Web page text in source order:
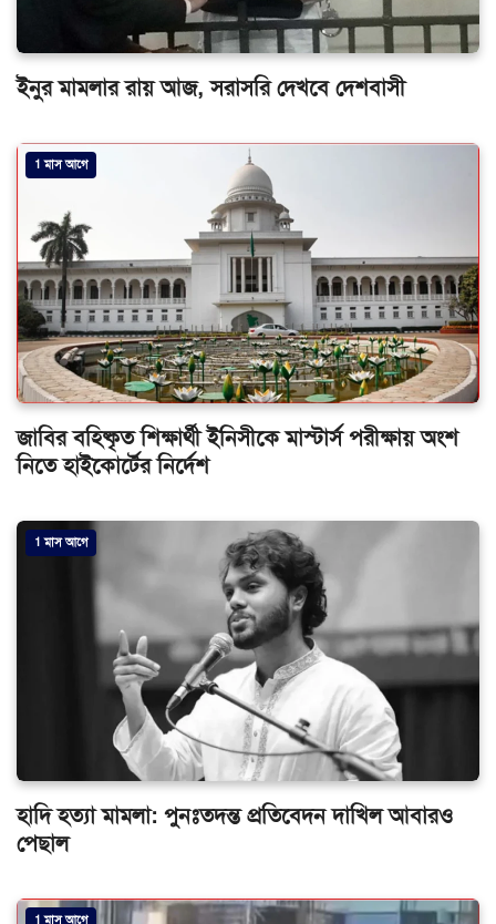
ইনুর মামলার রায় আজ, সরাসরি দেখবে দেশবাসী
1 মাস আগে
জাবির বহিষ্কৃত শিক্ষার্থী ইনিসীকে মাস্টার্স পরীক্ষায় অংশ
নিতে হাইকোর্টের নির্দেশ
1 মাস আগে
হাদি হত্যা মামলা: পুনঃতদন্ত প্রতিবেদন দাখিল আবারও
পেছাল
1 মাস আগে